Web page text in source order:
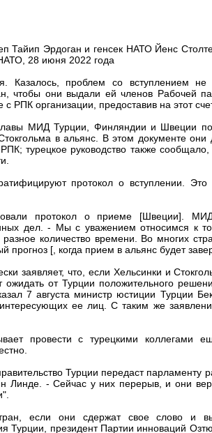
Эрдоган и генсек НАТО Йенс
28 июня 2022 года
проблем со вступлением не
чтобы они выдали ей членов Рабочей
РПК организации, предоставив на этот
МИД Турции, Финляндии и Швеции
в альянс. В этом документе они
турецкое руководство также
протокол о вступлении.
протокол о приеме [Швеции]. МИД
дел. - Мы с уважением относимся к
количество времени. Во многих
прогноз [, когда прием в альянс будет
заявляет, что, если Хельсинки и
от Турции положительного
7 августа министр юстиции Турции
ее лиц. С таким же
провести с турецкими коллегами
Турции передаст парламенту
Линде. - Сейчас у них перерыв, и они
если они сдержат свое слово и
Турции, президент Партии инноваций